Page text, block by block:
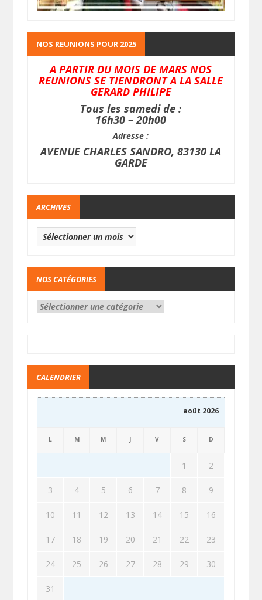
NOS REUNIONS POUR 2025
A PARTIR DU MOIS DE MARS NOS
REUNIONS SE TIENDRONT A LA SALLE
GERARD PHILIPE
Tous les samedi de :
16h30 – 20h00
Adresse :
AVENUE CHARLES SANDRO, 83130 LA
GARDE
ARCHIVES
NOS CATÉGORIES
CALENDRIER
août 2026
L M M J V S D
1 2
3 4 5 6 7 8 9
10 11 12 13 14 15 16
17 18 19 20 21 22 23
24 25 26 27 28 29 30
31